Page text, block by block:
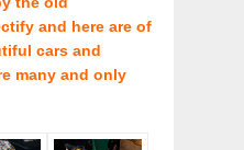
and here are of
cars and
many and only